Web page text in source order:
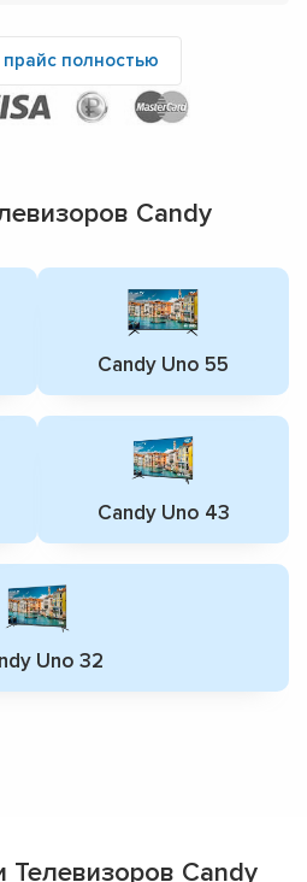
прайс полностью
Candy
Candy Uno 55
Candy Uno 43
Uno 32
Телевизоров Candy